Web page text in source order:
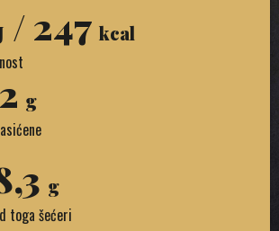
/ 247 kcal
g
g
toga šećeri